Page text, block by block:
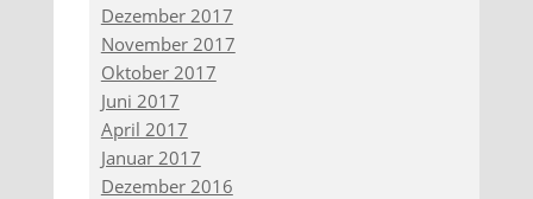
Dezember 2017
November 2017
Oktober 2017
Juni 2017
April 2017
Januar 2017
Dezember 2016